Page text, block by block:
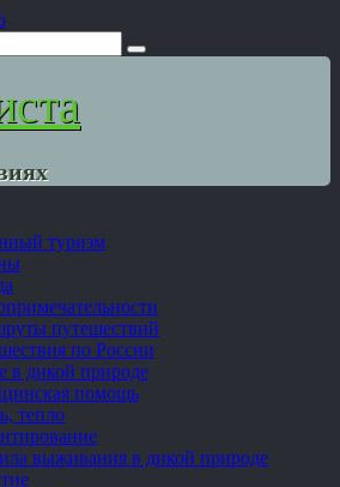
туризм
путешествий
по России
в дикой природе
помощь
тепло
выживания в дикой природе